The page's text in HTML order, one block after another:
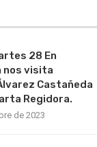
28 En
visita
Castañeda
Regidora.
de 2023